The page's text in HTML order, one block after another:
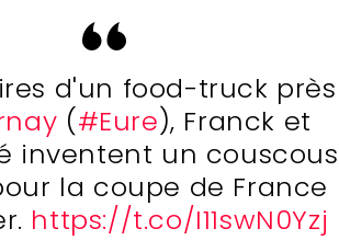
d'un food-truck près
(#Eure), Franck et
inventent un couscous
la coupe de France
https://t.co/I11swN0Yzj